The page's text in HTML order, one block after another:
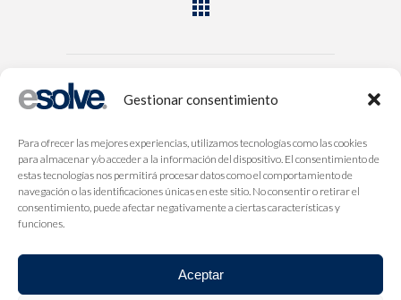
Gestionar consentimiento
Para ofrecer las mejores experiencias, utilizamos tecnologías como las cookies
para almacenar y/o acceder a la información del dispositivo. El consentimiento de
estas tecnologías nos permitirá procesar datos como el comportamiento de
navegación o las identificaciones únicas en este sitio. No consentir o retirar el
consentimiento, puede afectar negativamente a ciertas características y
funciones.
Aceptar